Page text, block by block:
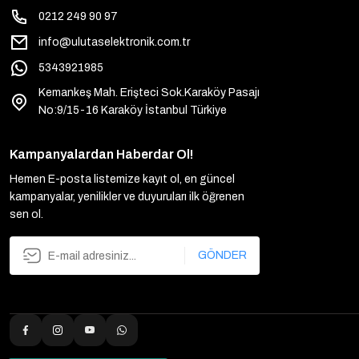
0212 249 90 97
info@ulutaselektronik.com.tr
5343921985
Kemankeş Mah. Erişteci Sok.Karaköy Pasajı
No:9/15-16 Karaköy İstanbul Türkiye
Kampanyalardan Haberdar Ol!
Hemen E-posta listemize kayıt ol, en güncel
kampanyalar, yenilikler ve duyuruları ilk öğrenen
sen ol.
GÖNDER